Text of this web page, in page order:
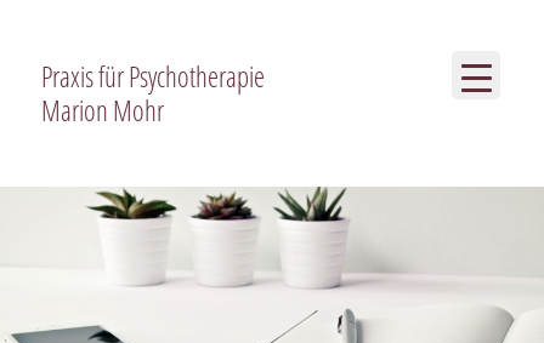
Praxis für Psychotherapie
Marion Mohr